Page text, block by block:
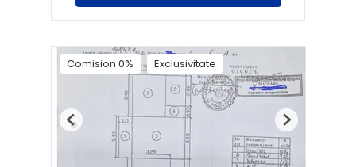
Comision 0% Exclusivitate
Previous Next